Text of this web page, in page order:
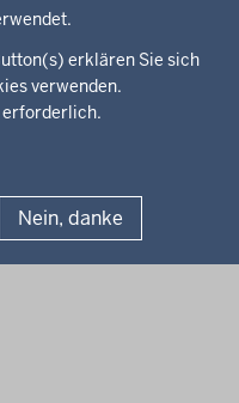
erklären Sie sich
verwenden.
erforderlich.
Nein, danke
sowie für